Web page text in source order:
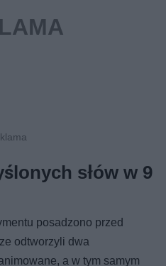
słów w 9
posadzono przed
odtworzyli dwa
a w tym samym